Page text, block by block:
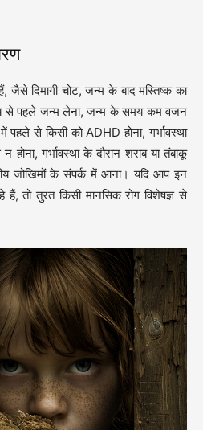
दिमागी चोट, जन्म के बाद मस्तिष्क का
से पहले जन्म लेना, जन्म के समय कम वजन
में पहले से किसी को ADHD होना, गर्भावस्था
होना, गर्भावस्था के दौरान शराब या तंबाकू
जोखिमों के संपर्क में आना। यदि आप इन
तो तुरंत किसी मानसिक रोग विशेषज्ञ से